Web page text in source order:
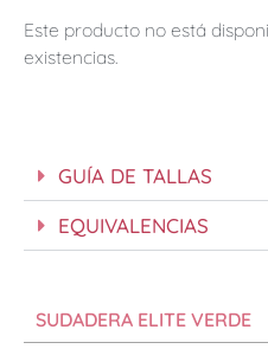
Este producto no está
existencias.
GUÍA DE TALLAS
EQUIVALENCIAS
SUDADERA ELITE VERDE